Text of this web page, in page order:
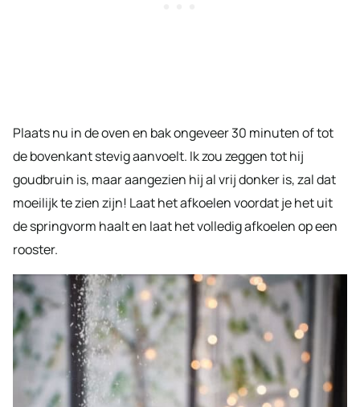
Plaats nu in de oven en bak ongeveer 30 minuten of tot
de bovenkant stevig aanvoelt. Ik zou zeggen tot hij
goudbruin is, maar aangezien hij al vrij donker is, zal dat
moeilijk te zien zijn! Laat het afkoelen voordat je het uit
de springvorm haalt en laat het volledig afkoelen op een
rooster.